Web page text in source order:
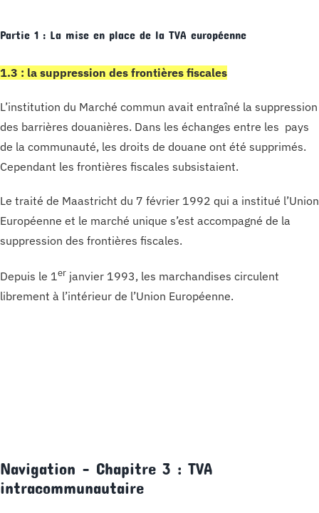
Partie 1 : La mise en place de la TVA européenne
1.3 : la suppression des frontières fiscales
L’institution du Marché commun avait entraîné la suppression
des barrières douanières. Dans les échanges entre les pays
de la communauté, les droits de douane ont été supprimés.
Cependant les frontières fiscales subsistaient.
Le traité de Maastricht du 7 février 1992 qui a institué l’Union
Européenne et le marché unique s’est accompagné de la
suppression des frontières fiscales.
Depuis le 1erjanvier 1993, les marchandises circulent
librement à l’intérieur de l’Union Européenne.
Navigation – Chapitre 3 : TVA
intracommunautaire